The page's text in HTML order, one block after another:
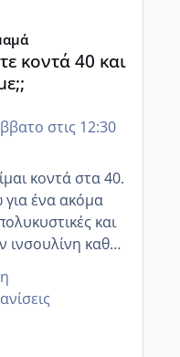
προσπαθούμε;;
κοντά 40 και
στις 12:30
κοντά στα 40.
ένα ακόμα
ινσουλίνη καθώς
λίγα κιλά
κ αν
εύκολα!